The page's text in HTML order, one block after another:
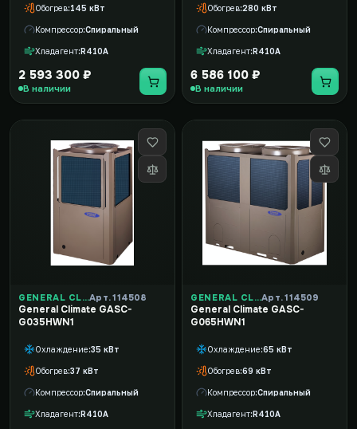
Обогрев 145 кВт
Компрессор Спиральный
Хладагент R410A
2 593 300 ₽
В наличии
Обогрев 280 кВт
Компрессор Спиральный
Хладагент R410A
6 586 100 ₽
В наличии
GENERAL CLIMATEАрт. 114508
General Climate GASC-
G035HWN1
Охлаждение 35 кВт
Обогрев 37 кВт
Компрессор Спиральный
Хладагент R410A
GENERAL CLIMATEАрт. 114509
General Climate GASC-
G065HWN1
Охлаждение 65 кВт
Обогрев 69 кВт
Компрессор Спиральный
Хладагент R410A